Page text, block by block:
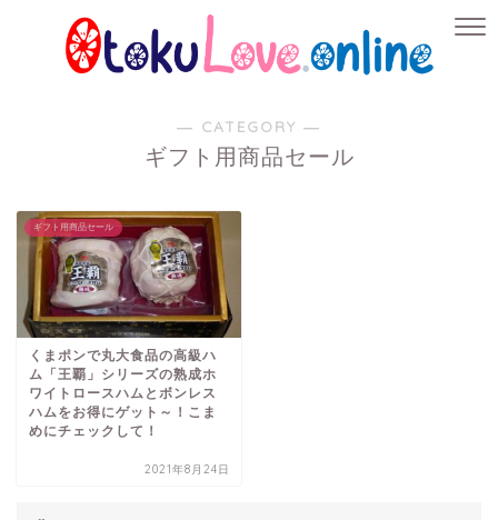
― CATEGORY ―
ギフト用商品セール
ギフト用商品セール
くまポンで丸大食品の高級ハ
ム「王覇」シリーズの熟成ホ
ワイトロースハムとボンレス
ハムをお得にゲット～！こま
めにチェックして！
2021年8月24日